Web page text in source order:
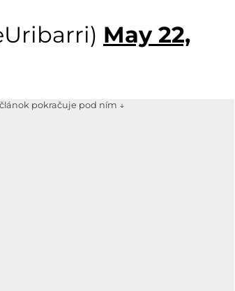
May 22,
pokračuje pod ním ↓